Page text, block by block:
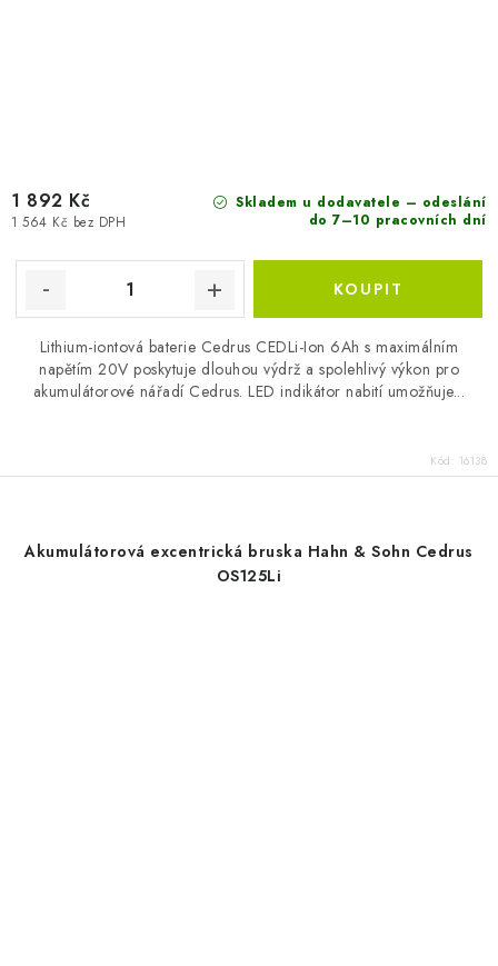
Skladem u dodavatele – odeslání
do 7–10 pracovních dní
1 564 Kč bez DPH
1 892 Kč
Lithium-iontová baterie Cedrus CEDLi-Ion 6Ah s maximálním
napětím 20V poskytuje dlouhou výdrž a spolehlivý výkon pro
akumulátorové nářadí Cedrus. LED indikátor nabití umožňuje...
Kód: 16138
Akumulátorová excentrická bruska Hahn & Sohn Cedrus
OS125Li